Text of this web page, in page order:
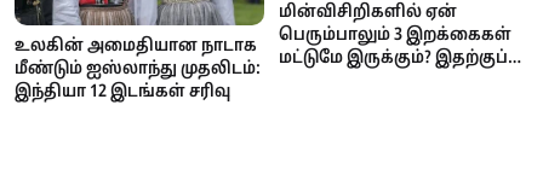
உலகின் அமைதியான நாடாக
மீண்டும் ஐஸ்லாந்து முதலிடம்:
இந்தியா 12 இடங்கள் சரிவு
மின்விசிறிகளில் ஏன்
பெரும்பாலும் 3 இறக்கைகள்
மட்டுமே இருக்கும்? இதற்குப்